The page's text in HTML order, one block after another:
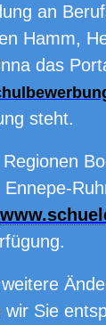
an
Hamm,
das
steht.
Ennepe-
wir Sie